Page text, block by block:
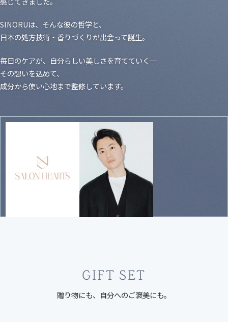
SINORUは、そんな彼の哲学と、
日本の処方技術・香りづくりが出会って誕生。
毎日のケアが、自分らしい美しさを育てていく─
その想いを込めて、
成分から使い心地まで監修しています。
GIFT SET
贈り物にも、自分へのご褒美にも。